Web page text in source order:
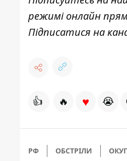
режимі онлайн
Підписатися на
👍 🔥 ♥ 😭
РФ ОБСТРІЛИ